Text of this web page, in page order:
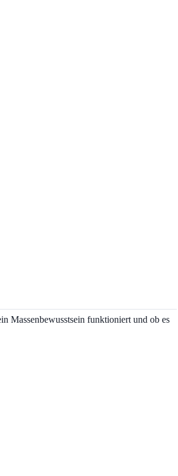
Massenbewusstsein funktioniert und ob es